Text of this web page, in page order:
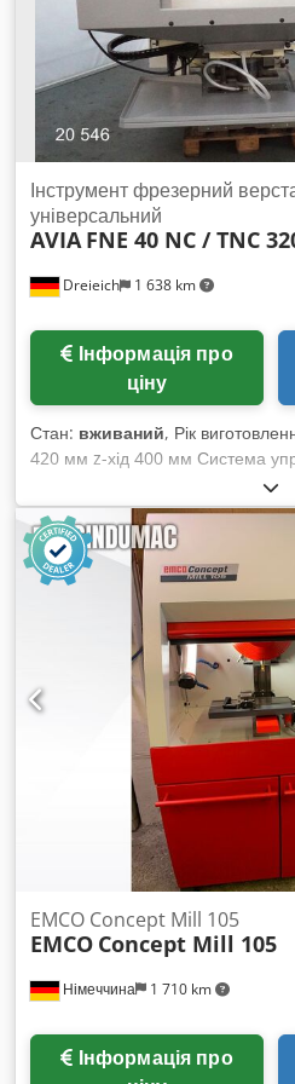
Виробництво композитів •
меблів • Роздріб продажу
6 м Лінійний вузол: ProfiStop
4680 мм Штовхаюча здатність:
Acisha Програмне
ВИСОКОЯКІСНІ МАШИНИ
Dreieich 1 638 km
Інструмент фрезерний
універсальний
AVIA FNE 40 NC / TNC
ціну
Стан: вживаний, Рік
420 мм z-хід 400 мм Система
HEIDENHAIN Конус шпинделя:
шпинделя: 50 - 4.000 об/хв
Навантаження на стіл: 400 кг
8.000 мм/хв Швидкий хід: 8,0 м/
кВт Висування пінолі: 80 мм
Загальна потужність: 17,0 кВт
Габарити: прибл. 1,90 x 2,70 x
Acisa - Заводський номер:
управління: 25 401 год -
Система управління: TNC 320 -
маховик - Горизонтальний
подачі охолоджуючої рідини
Німеччина 1 710 km
EMCO Concept Mill 105
EMCO Concept Mill 105